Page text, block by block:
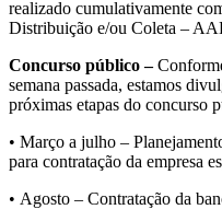
realizado cumulativamente
Distribuição e/ou Coleta –
Concurso público –
semana passada, estamos
próximas etapas do concurso
• Março a julho –
para contratação da empresa
• Agosto – Contratação da